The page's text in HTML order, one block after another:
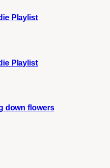
Playlist
Playlist
down flowers